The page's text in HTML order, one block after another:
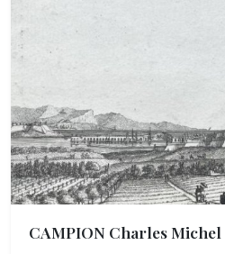
CAMPION Charles Michel